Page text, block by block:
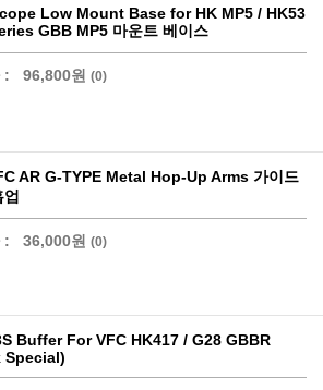
Low Mount Base for HK MP5 / HK53
GBB MP5 마운트 베이스
: 96,800원 (0)
AR G-TYPE Metal Hop-Up Arms 가이드
: 36,000원 (0)
Buffer For VFC HK417 / G28 GBBR
Special)